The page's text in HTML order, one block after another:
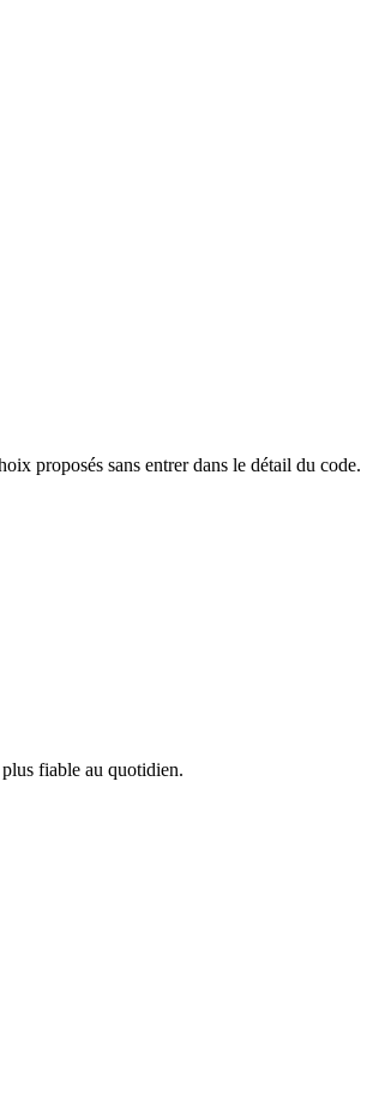
proposés sans entrer dans le détail du code.
fiable au quotidien.